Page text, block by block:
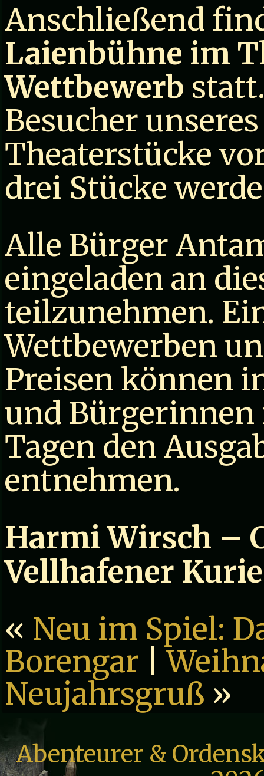
Anschließend
Laienbühne im
Wettbewerb
Besucher
Theaterstücke
drei Stücke
Alle Bürger
eingeladen an
teilzunehmen.
Wettbewerben
Preisen können
und Bürgerinnen
Tagen den
entnehmen.
Harmi Wirsch –
Vellhafener
« Neu im Spiel:
Borengar |
Neujahrsgruß »
Abenteurer &